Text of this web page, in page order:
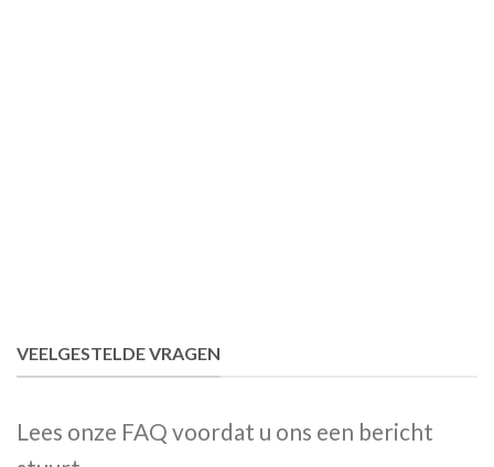
VEELGESTELDE VRAGEN
Lees onze FAQ voordat u ons een bericht